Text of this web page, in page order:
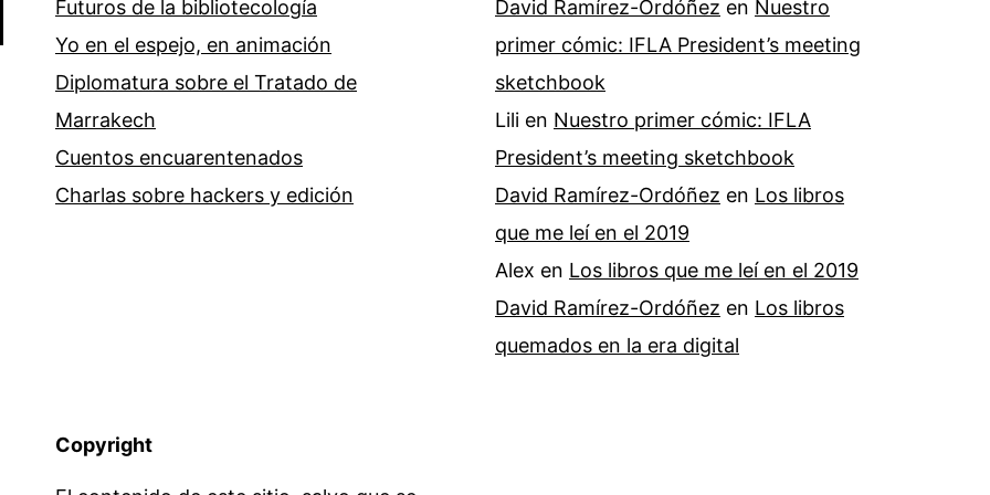
Futuros de la bibliotecología
Yo en el espejo, en animación
Diplomatura sobre el Tratado de
Marrakech
Cuentos encuarentenados
Charlas sobre hackers y edición
David Ramírez-Ordóñez en Nuestro
primer cómic: IFLA President’s meeting
sketchbook
Lili en Nuestro primer cómic: IFLA
President’s meeting sketchbook
David Ramírez-Ordóñez en Los libros
que me leí en el 2019
Alex en Los libros que me leí en el 2019
David Ramírez-Ordóñez en Los libros
quemados en la era digital
Copyright